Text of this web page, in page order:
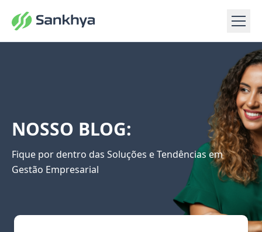
NOSSO BLOG:
Fique por dentro das Soluções e Tendências em
Gestão Empresarial